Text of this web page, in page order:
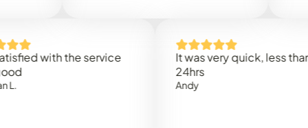
with the service
It was very quick, less than